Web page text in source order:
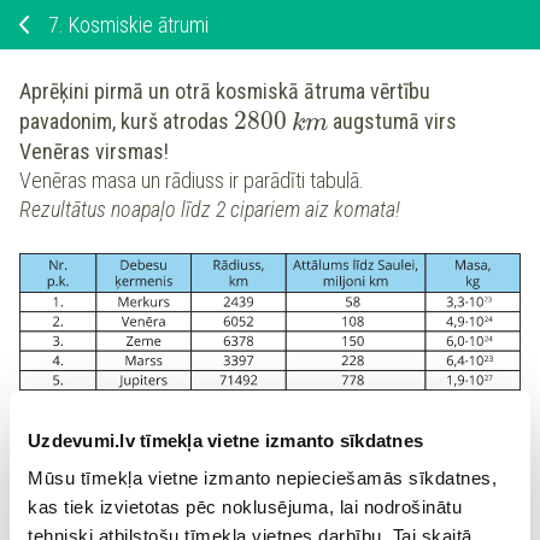
Uzdevumi.lv tīmekļa vietne izmanto sīkdatnes
Mūsu tīmekļa vietne izmanto nepieciešamās sīkdatnes,
kas tiek izvietotas pēc noklusējuma, lai nodrošinātu
tehniski atbilstošu tīmekļa vietnes darbību. Tai skaitā
7. Kosmiskie ātrumi
Aprēķini pirmā un otrā kosmiskā ātruma vērtību
pavadonim, kurš atrodas 2800 km augstumā virs
Venēras virsmas!
Venēras masa un rādiuss ir parādīti tabulā.
Rezultātus noapaļo līdz 2 cipariem aiz komata!